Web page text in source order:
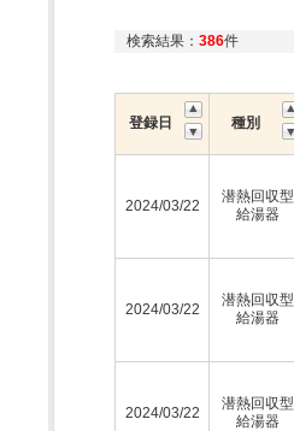
検索結果： 386件
登録日 種別
2024/03/22
潜熱回収型
給湯器
2024/03/22
潜熱回収型
給湯器
2024/03/22
潜熱回収型
給湯器